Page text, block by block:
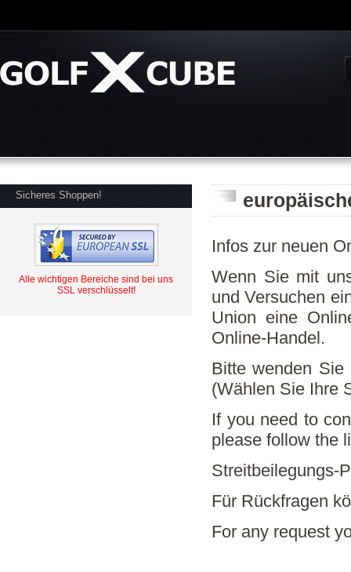
Sicheres Shoppen!
Alle wichtigen Bereiche sind bei uns
SSL verschlüsselt!
Infos zur neuen
Wenn Sie mit
und Versuchen
Union eine
Online-Handel.
Bitte wenden
(Wählen Sie Ihre
If you need to
please follow the
Streitbeilegungs-
Für Rückfragen
For any request